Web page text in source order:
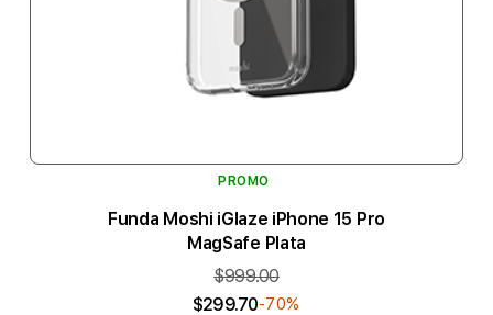
PROMO
Funda Moshi iGlaze iPhone 15 Pro
MagSafe Plata
$999.00
$299.70-70%